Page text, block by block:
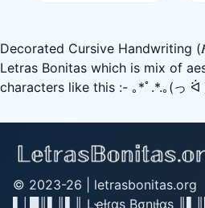
Decorated Cursive Handwriting
Letras Bonitas which is mix of
characters like this :- ｡*ﾟ.*.｡(っ ᐛ )
© 2023-26 | letrasbonitas.org
▌│█║▌║▌║ Lҽƚɾαʂ Bσɳιƚαʂ